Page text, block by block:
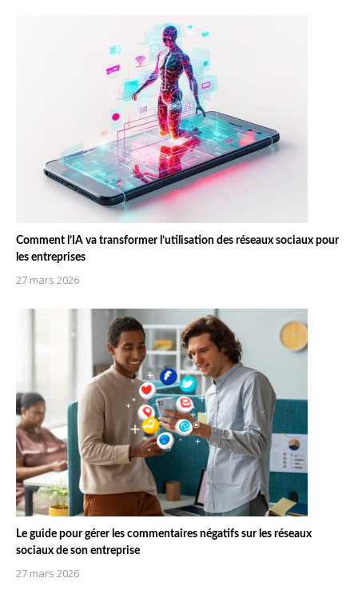
Comment l’IA va transformer l’utilisation des réseaux sociaux pour
les entreprises
27 mars 2026
Le guide pour gérer les commentaires négatifs sur les réseaux
sociaux de son entreprise
27 mars 2026